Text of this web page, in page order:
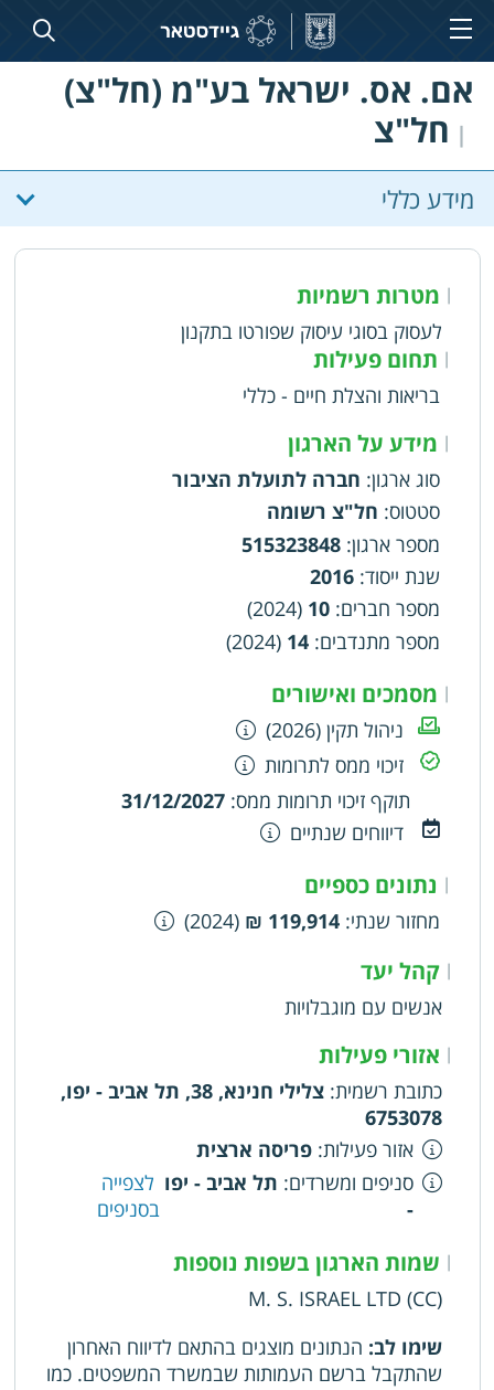
אם. אס. ישראל בע"מ (חל"צ)
| חל"צ
מידע כללי
| מטרות רשמיות
לעסוק בסוגי עיסוק שפורטו בתקנון
| תחום פעילות
בריאות והצלת חיים - כללי
| מידע על הארגון
סוג ארגון: חברה לתועלת הציבור
סטטוס: חל"צ רשומה
מספר ארגון:
515323848
שנת ייסוד:
2016
מספר חברים:
10
(2024)
מספר מתנדבים:
14
(2024)
| מסמכים ואישורים
ניהול תקין (2026)
זיכוי ממס לתרומות
תוקף זיכוי תרומות ממס:
31/12/2027
דיווחים שנתיים
| נתונים כספיים
מחזור שנתי:
119,914 ₪
(2024)
|קהל יעד
אנשים עם מוגבלויות
| אזורי פעילות
כתובת רשמית:
צלילי חנינא, 38, תל אביב - יפו,
6753078
אזור פעילות: פריסה ארצית
סניפים ומשרדים: תל אביב - יפו
-
לצפייה
בסניפים
| שמות הארגון בשפות נוספות
M. S. ISRAEL LTD (CC)
שימו לב: הנתונים מוצגים בהתאם לדיווח האחרון
שהתקבל ברשם העמותות שבמשרד המשפטים. כמו